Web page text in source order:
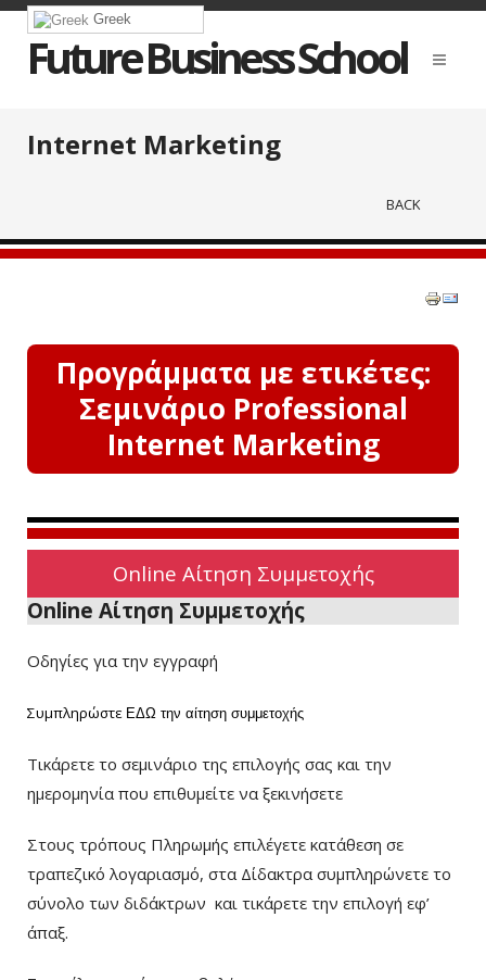
Greek
Future Business School
Internet Marketing
BACK
Προγράμματα με ετικέτες:
Σεμινάριο Professional
Internet Marketing
Online Αίτηση Συμμετοχής
Online Αίτηση Συμμετοχής
Οδηγίες για την εγγραφή
Συμπληρώστε ΕΔΩ την αίτηση συμμετοχής
Τικάρετε το σεμινάριο της επιλογής σας και την
ημερομηνία που επιθυμείτε να ξεκινήσετε
Στους τρόπους Πληρωμής επιλέγετε κατάθεση σε
τραπεζικό λογαριασμό, στα Δίδακτρα συμπληρώνετε το
σύνολο των διδάκτρων και τικάρετε την επιλογή εφ’
άπαξ.